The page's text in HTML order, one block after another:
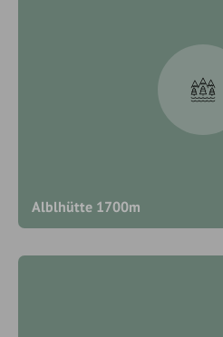
Alblhütte 1700m